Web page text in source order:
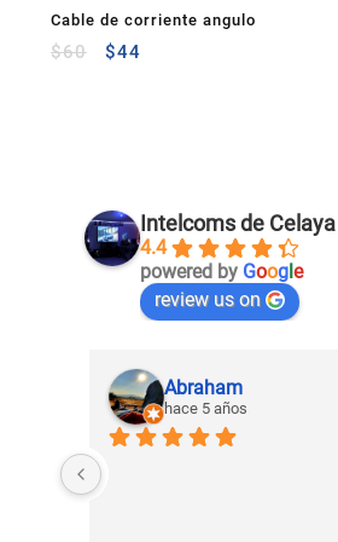
Cable de corriente angulo
$60 $44
Intelcoms de Celaya
4.4
powered by Google
review us on
Abraham
hace 5 años